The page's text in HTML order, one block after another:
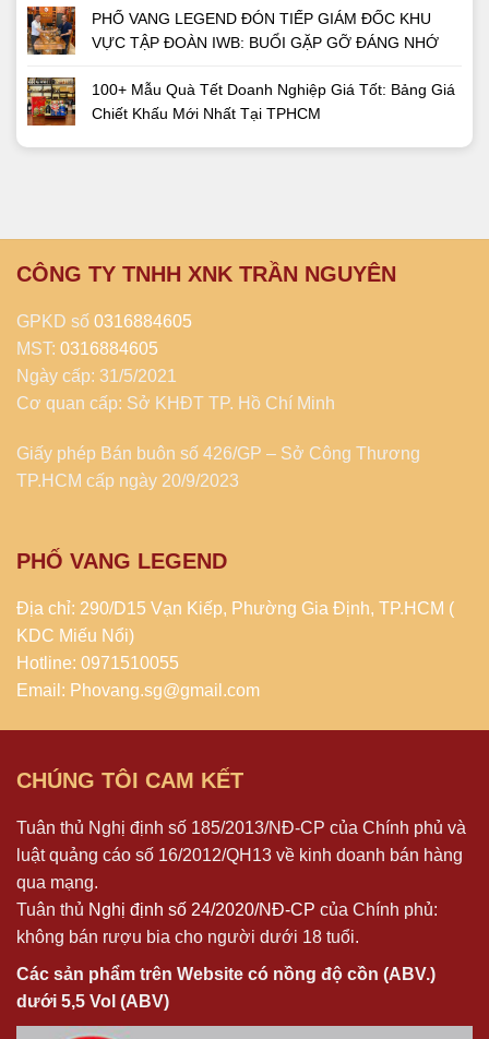
PHỐ VANG LEGEND ĐÓN TIẾP GIÁM ĐỐC KHU
VỰC TẬP ĐOÀN IWB: BUỔI GẶP GỠ ĐÁNG NHỚ
100+ Mẫu Quà Tết Doanh Nghiệp Giá Tốt: Bảng Giá
Chiết Khấu Mới Nhất Tại TPHCM
CÔNG TY TNHH XNK TRẦN NGUYÊN
GPKD số 0316884605
MST: 0316884605
Ngày cấp: 31/5/2021
Cơ quan cấp: Sở KHĐT TP. Hồ Chí Minh
Giấy phép Bán buôn số 426/GP – Sở Công Thương
TP.HCM cấp ngày 20/9/2023
PHỐ VANG LEGEND
Địa chỉ: 290/D15 Vạn Kiếp, Phường Gia Định, TP.HCM (
KDC Miếu Nổi)
Hotline: 0971510055
Email: Phovang.sg@gmail.com
CHÚNG TÔI CAM KẾT
Tuân thủ Nghị định số 185/2013/NĐ-CP của Chính phủ và
luật quảng cáo số 16/2012/QH13 về kinh doanh bán hàng
qua mạng.
Tuân thủ Nghị định số 24/2020/NĐ-CP của Chính phủ:
không bán rượu bia cho người dưới 18 tuổi.
Các sản phẩm trên Website có nồng độ cồn (ABV.)
dưới 5,5 Vol (ABV)